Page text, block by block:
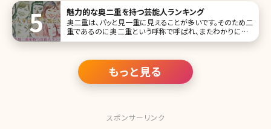
顔の芸能人をランキング形式にしてご紹介します。 第1位 柴
咲コウ
魅力的な奥二重を持つ芸能人ランキング
奥二重は、パッと見一重に見えることが多いです。そのため二
重であるのに奥二重という呼称で呼ばれ、またわかりにくい
がゆえに一重と一緒くたにされることも。 二重などのパッチ
てとても奥深い魅力を持つんです!二重よりもアイメイクの印
象が強まったり、奥二重
もっと見る
スポンサーリンク